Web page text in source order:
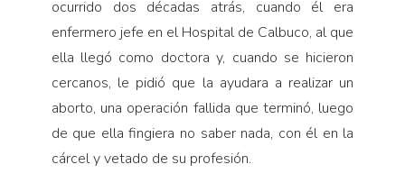
ocurrido dos décadas atrás, cuando él era
enfermero jefe en el Hospital de Calbuco, al que
ella llegó como doctora y, cuando se hicieron
cercanos, le pidió que la ayudara a realizar un
aborto, una operación fallida que terminó, luego
de que ella fingiera no saber nada, con él en la
cárcel y vetado de su profesión.